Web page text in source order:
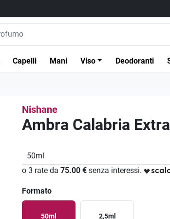
Capelli Mani Viso Deodoranti
Nishane
Ambra Calabria
50ml
o 3 rate da75.00 € senza interessi.
Formato
50ml 2,5ml